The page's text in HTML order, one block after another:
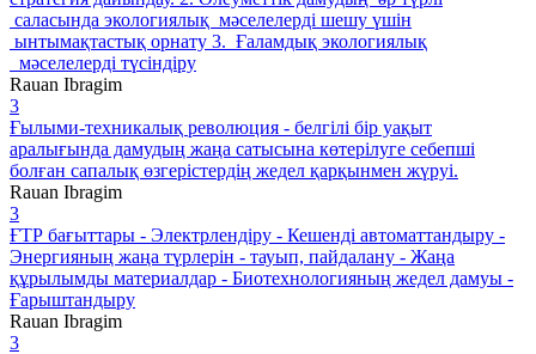
саласында экологиялық мәселелерді шешу үшін
ынтымақтастық орнату 3. Ғаламдық экологиялық
мәселелерді түсіндіру
Rauan Ibragim
3
Ғылыми-техникалық революция - белгілі бір уақыт
аралығында дамудың жаңа сатысына көтерілуге себепші
болған сапалық өзгерістердің жедел қарқынмен жүруі.
Rauan Ibragim
3
ҒТР бағыттары - Электрлендіру - Кешенді автоматтандыру -
Энергияның жаңа түрлерін - тауып, пайдалану - Жаңа
құрылымды материалдар - Биотехнологияның жедел дамуы -
Ғарыштандыру
Rauan Ibragim
3